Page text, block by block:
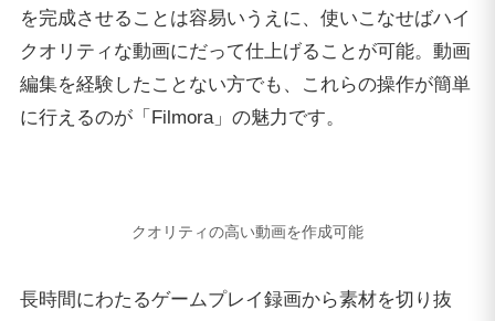
を完成させることは容易いうえに、使いこなせばハイ
クオリティな動画にだって仕上げることが可能。動画
編集を経験したことない方でも、これらの操作が簡単
に行えるのが「Filmora」の魅力です。
クオリティの高い動画を作成可能
長時間にわたるゲームプレイ録画から素材を切り抜